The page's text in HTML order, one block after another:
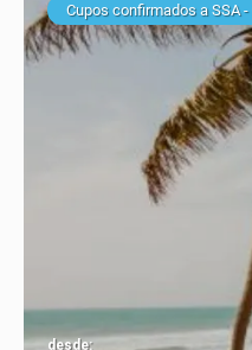
Cupos confirmados a SSA
desde: